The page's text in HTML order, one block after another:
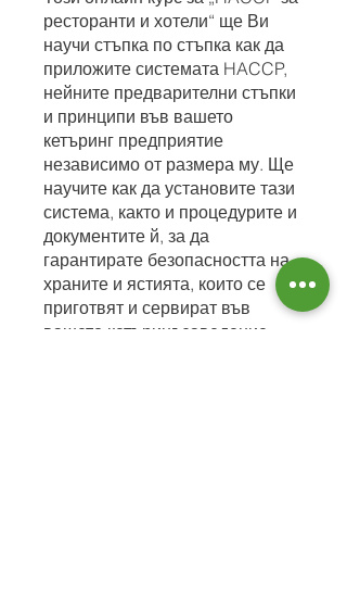
ресторанти и хотели“ ще Ви
научи стъпка по стъпка как да
приложите системата HACCP,
нейните предварителни стъпки
и принципи във вашето
кетъринг предприятие
независимо от размера му. Ще
научите как да установите тази
система, както и процедурите и
документите й, за да
гарантирате безопасността на
храните и ястията, които се
приготвят и сервират във
вашето кетъринг заведение.